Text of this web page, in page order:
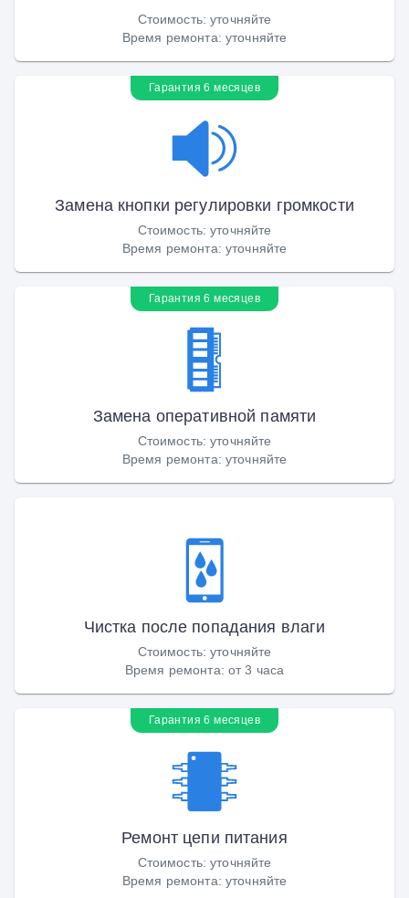
Стоимость:уточняйте
Время ремонта: уточняйте
Гарантия 6 месяцев
Замена кнопки регулировки громкости
Стоимость:уточняйте
Время ремонта: уточняйте
Гарантия 6 месяцев
Замена оперативной памяти
Стоимость:уточняйте
Время ремонта: уточняйте
Чистка после попадания влаги
Стоимость:уточняйте
Время ремонта: от 3 часа
Гарантия 6 месяцев
Ремонт цепи питания
Стоимость:уточняйте
Время ремонта: уточняйте